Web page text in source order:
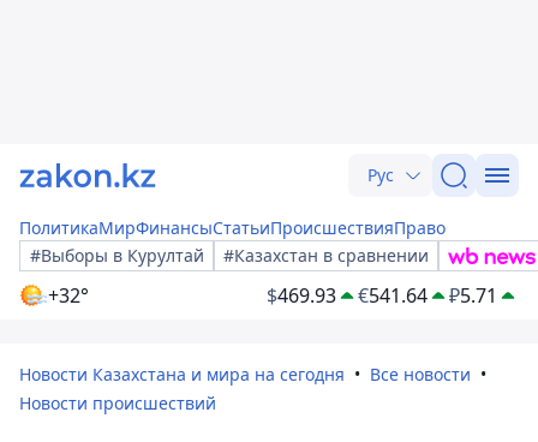
Рус
ПолитикаМирФинансыСтатьиПроисшествияПраво
#Выборы в Курултай
#Казахстан в сравнении
+32° $469.93 €541.64 ₽5.71
Новости Казахстана и мира на сегодня
Все новости
Новости происшествий